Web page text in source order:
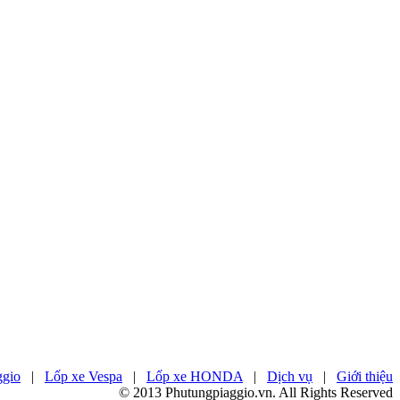
| Lốp xe Vespa | Lốp xe HONDA | Dịch vụ | Giới thiệu
© 2013 Phutungpiaggio.vn. All Rights Reserved